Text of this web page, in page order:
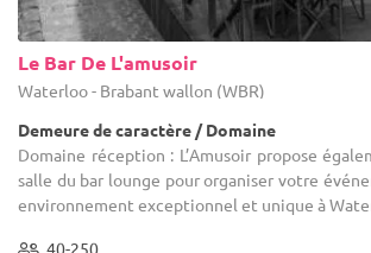
Le Bar De L'amusoir
Waterloo - Brabant wallon (WBR)
Demeure de caractère / Domaine
Domaine réception : L’Amusoir propose
salle du bar lounge pour organiser votre
environnement exceptionnel et unique à
40-250